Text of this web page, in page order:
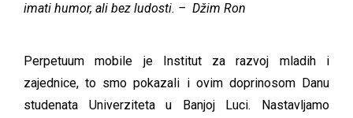
imati humor, ali bez ludosti. – Džim Ron
Perpetuum mobile je Institut za razvoj mladih i
zajednice, to smo pokazali i ovim doprinosom Danu
studenata Univerziteta u Banjoj Luci. Nastavljamo